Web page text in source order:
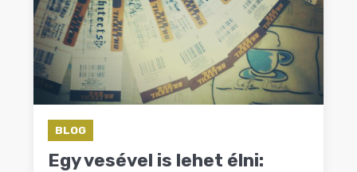
MÁSVILÁG
BLOG
BLOG
Egy vesével is lehet élni: